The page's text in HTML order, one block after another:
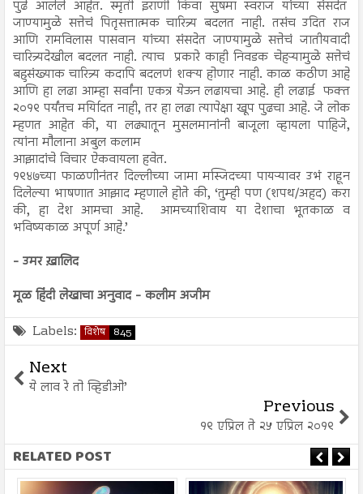
पुढे आलेले आहेत. स्मृती इराणी किंवा सुषमा स्वराज यांच्या संसदेत
जाण्यामुळे सत्तेचं पितृसत्तात्मक चारित्र्य बदलत नाही. तसंच उदित राज
आणि रामविलास पासवान यांच्या संसदेत जाण्यामुळे सत्तेचं जातीयवादी
चारित्र्यदेखील बदलत नाही. त्याच प्रकारे काही निवडक चेहऱ्यामुळे सत्तेचं
बहुसंख्याक चारित्र्य कदापि बदलणं शक्य होणार नाही. काळ कठीण आहे
आणि हा लढा आम्हा सर्वांना एकत्र येऊन लढायचा आहे. ही लढाई फक्त
२०१९ पर्यंतच मर्यिादत नाही, तर हा लढा त्यापेक्षा खूप पुढचा आहे. जे लोक
म्हणत आहेत की, या लढ्यातून मुसलमानांनी बाजूला व्हायला पाहिजे,
त्यांना मौलाना अबुल कलाम
आझादांचे विचार ऐकवायला हवेत.
१९४७च्या फाळणीनंतर दिल्लीच्या जामा मस्जिदच्या पायऱ्यावर उभं राहून
दिलेल्या भाषणात आझाद म्हणाले होते की, ‘तुम्ही पण (शपथ/अहद) करा
की, हा देश आमचा आहे. आमच्याशिवाय या देशाचा भूतकाळ व
भविष्यकाळ अपूर्ण आहे.’
- उमर ख़ालिद
मूळ हिंदी लेखाचा अनुवाद - कलीम अजीम
Labels: विशेष 845
Next
ये लाव रे तो व्हिडीओ’
Previous
१९ एप्रिल ते २५ एप्रिल २०१९
RELATED POST